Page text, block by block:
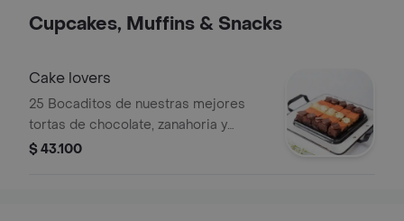
bocado.
Cupcakes, Muffins & Snacks
Cake lovers
25 Bocaditos de nuestras mejores
tortas de chocolate, zanahoria y
naranja.
$ 43.100